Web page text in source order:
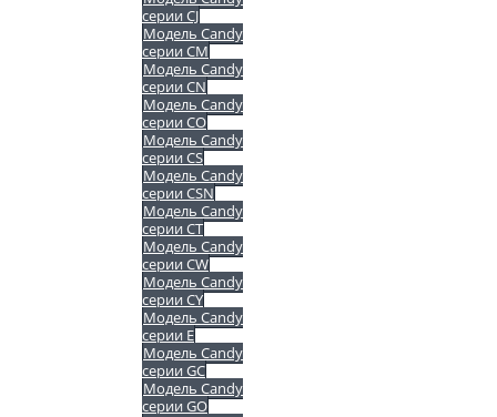
серии CJ
Модель Candy
серии CM
Модель Candy
серии CN
Модель Candy
серии CO
Модель Candy
серии CS
Модель Candy
серии CSN
Модель Candy
серии CT
Модель Candy
серии CW
Модель Candy
серии CY
Модель Candy
серии E
Модель Candy
серии GC
Модель Candy
серии GO